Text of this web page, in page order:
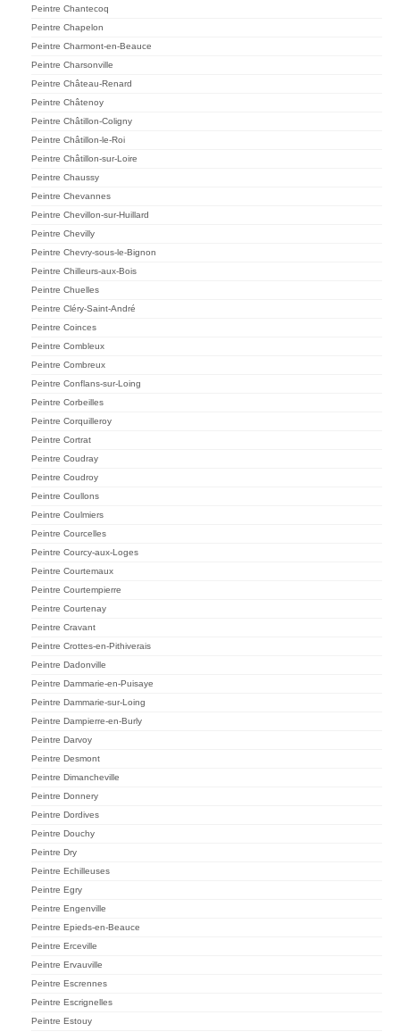
Peintre Chantecoq
Peintre Chapelon
Peintre Charmont-en-Beauce
Peintre Charsonville
Peintre Château-Renard
Peintre Châtenoy
Peintre Châtillon-Coligny
Peintre Châtillon-le-Roi
Peintre Châtillon-sur-Loire
Peintre Chaussy
Peintre Chevannes
Peintre Chevillon-sur-Huillard
Peintre Chevilly
Peintre Chevry-sous-le-Bignon
Peintre Chilleurs-aux-Bois
Peintre Chuelles
Peintre Cléry-Saint-André
Peintre Coinces
Peintre Combleux
Peintre Combreux
Peintre Conflans-sur-Loing
Peintre Corbeilles
Peintre Corquilleroy
Peintre Cortrat
Peintre Coudray
Peintre Coudroy
Peintre Coullons
Peintre Coulmiers
Peintre Courcelles
Peintre Courcy-aux-Loges
Peintre Courtemaux
Peintre Courtempierre
Peintre Courtenay
Peintre Cravant
Peintre Crottes-en-Pithiverais
Peintre Dadonville
Peintre Dammarie-en-Puisaye
Peintre Dammarie-sur-Loing
Peintre Dampierre-en-Burly
Peintre Darvoy
Peintre Desmont
Peintre Dimancheville
Peintre Donnery
Peintre Dordives
Peintre Douchy
Peintre Dry
Peintre Echilleuses
Peintre Egry
Peintre Engenville
Peintre Epieds-en-Beauce
Peintre Erceville
Peintre Ervauville
Peintre Escrennes
Peintre Escrignelles
Peintre Estouy